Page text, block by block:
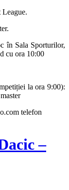
League.
în Sala Sporturilor,
cu ora 10:00
la ora 9:00):
telefon
–